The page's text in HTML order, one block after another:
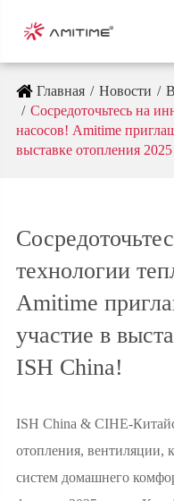
Главная Новости
Сосредоточьтесь на
насосов! Amitime
выставке отопления
технологии
Amitime
участие в
ISH China!
ISH China & CIHE-
отопления, вентиляции,
систем домашнего